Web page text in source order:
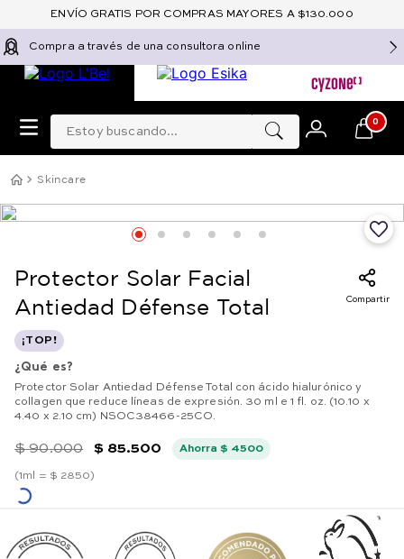
Compra a través de una consultora online
Estoy buscando... 0
ENVÍO GRATIS POR COMPRAS MAYORES A $130.000
Skincare
Protector Solar Facial
Antiedad Défense Total
Compartir
¡TOP!
¿Qué es?
Protector Solar Antiedad Défense Total con ácido hialurónico y
collagen que reduce líneas de expresión. 30 ml e 1 fl. oz. (10.10 x
4.40 x 2.10 cm) NSOC38466-25CO.
$ 90.000 $ 85.500 Ahorra$ 4500
(1ml = $ 2850)